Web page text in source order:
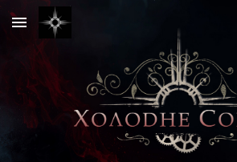
Skip to main content